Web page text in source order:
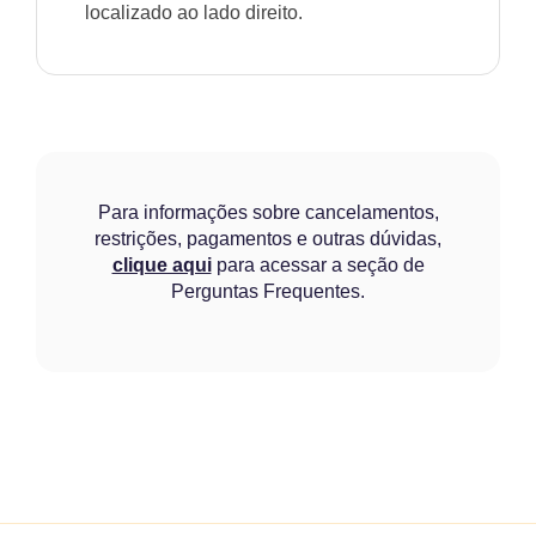
localizado ao lado direito.
Para informações sobre cancelamentos,
restrições, pagamentos e outras dúvidas,
clique aquipara acessar a seção de
Perguntas Frequentes.